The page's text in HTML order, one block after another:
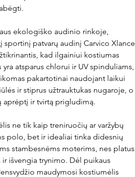
ekologiško audinio rinkoje,
patvarų audinį Carvico Xlance
kad ilgainiui kostiumas
atsparus chlorui ir UV spinduliams,
pakartotinai naudojant laikui
ir stiprus užtrauktukas nugaroje, o
aprėptį ir tvirtą prigludimą.
ne tik kaip treniruočių ar varžybų
polo, bet ir idealiai tinka didesnių
stambesnėms moterims, nes platus
išvengia trynimo. Dėl puikaus
maudymosi kostiumėlis